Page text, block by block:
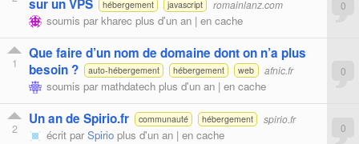
sur un VPS
hébergement javascript romainlanz.com
soumis parkharec plus d'un an | en cache
0
1
Que faire d’un nom de domaine dont on n’a plus
besoin ?
auto-hébergement hébergement web afnic.fr
soumis par mathdatech plus d'un an | en cache
0
2
Un an de Spirio.fr communauté hébergement spirio.fr
écrit parSpirio plus d'un an | en cache 0